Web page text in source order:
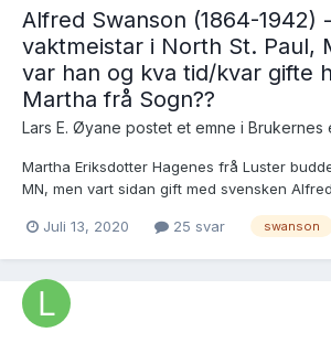
Alfred Swanson (1864-1942)
vaktmeistar i North St. Paul,
var han og kva tid/kvar gifte
Martha frå Sogn??
Lars E. Øyane postet et emne i Brukernes
Martha Eriksdotter Hagenes frå Luster
MN, men vart sidan gift med svensken
tid/kvar vart dei gifte? Her følgjer eit
Juli 13, 2020 25 svar swanson